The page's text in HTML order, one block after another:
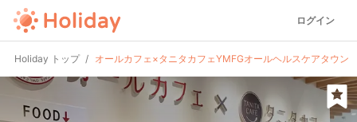
ログイン
Holiday トップ オールカフェ×タニタカフェYMFGオールヘルスケアタウン